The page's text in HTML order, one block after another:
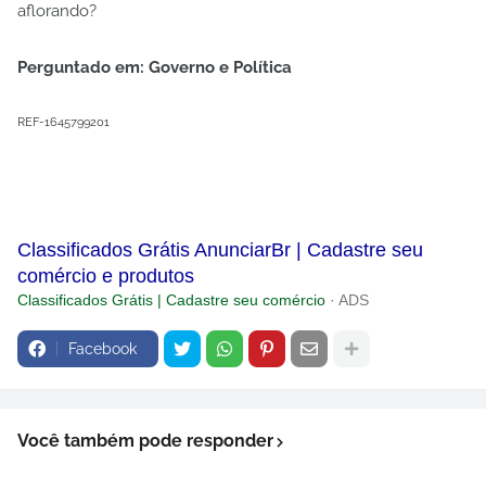
aflorando?
Perguntado em: Governo e Política
REF-1645799201
Classificados Grátis AnunciarBr | Cadastre seu
comércio e produtos
Classificados Grátis | Cadastre seu comércio · ADS
Facebook
Você também pode responder